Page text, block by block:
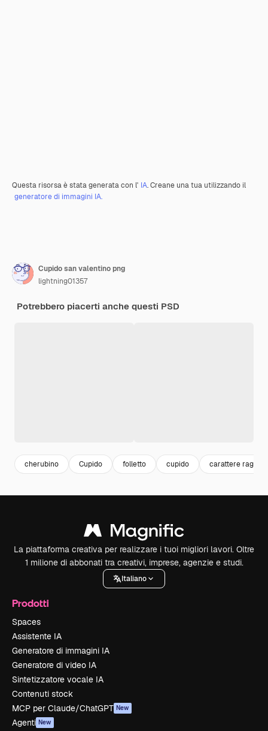
Questa risorsa è stata generata con l' IA. Creane una tua utilizzando il
generatore di immagini IA.
Cupido san valentino png
lightning01357
Potrebbero piacerti anche questi PSD
cherubino Cupido folletto cupido carattere
La piattaforma creativa per realizzare i tuoi migliori lavori. Oltre
1 milione di abbonati tra creativi, imprese, agenzie e studi.
Italiano
Prodotti
Spaces
Assistente IA
Generatore di immagini IA
Generatore di video IA
Sintetizzatore vocale IA
Contenuti stock
MCP per Claude/ChatGPT New
Agenti New